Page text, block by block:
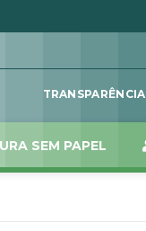
TRANSPARÊNCIA
SEM PAPEL